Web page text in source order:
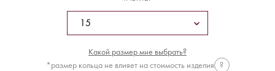
Какой размер мне выбрать?
*размер кольца не влияет на стоимость изделия
?